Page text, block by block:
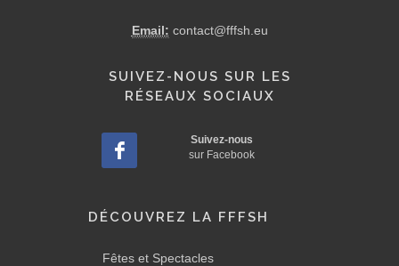
Email: contact@fffsh.eu
SUIVEZ-NOUS SUR LES
RÉSEAUX SOCIAUX
Suivez-nous
sur Facebook
DÉCOUVREZ LA FFFSH
Fêtes et Spectacles